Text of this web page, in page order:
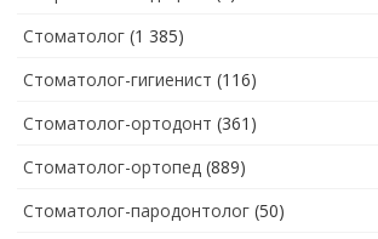
Стоматолог (1 385)
Стоматолог-гигиенист (116)
Стоматолог-ортодонт (361)
Стоматолог-ортопед (889)
Стоматолог-пародонтолог (50)